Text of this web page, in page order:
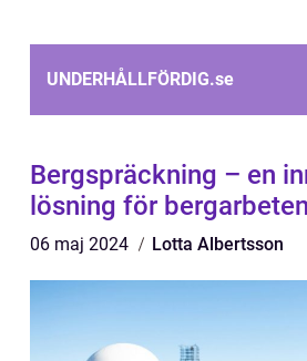
UNDERHÅLLFÖRDIG.se
Bergspräckning – en
lösning för bergarbeten
06 maj 2024 Lotta Albertsson